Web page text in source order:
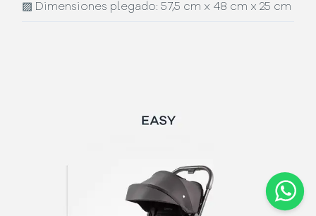
▨ Dimensiones plegado: 57,5 cm x 48 cm x 25 cm